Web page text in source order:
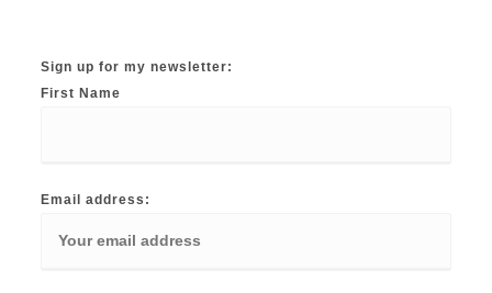
Sign up for my newsletter:
First Name
Email address: